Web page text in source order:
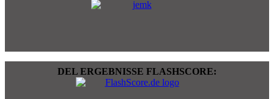
DEL ERGEBNISSE FLASHSCORE: